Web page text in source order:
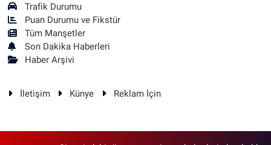
Trafik Durumu
Puan Durumu ve Fikstür
Tüm Manşetler
Son Dakika Haberleri
Haber Arşivi
İletişim Künye Reklam İçin